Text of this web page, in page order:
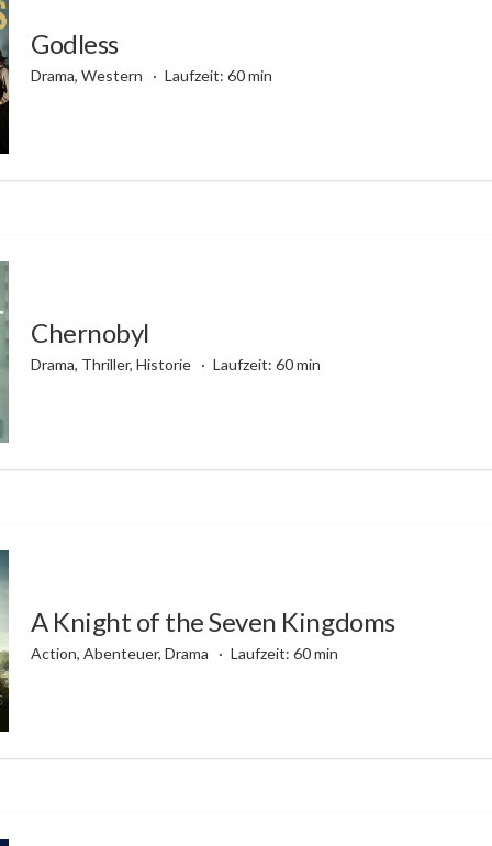
Godless
Drama, Western Laufzeit: 60 min
Chernobyl
Drama, Thriller, Historie Laufzeit: 60 min
A Knight of the Seven Kingdoms
Action, Abenteuer, Drama Laufzeit: 60 min